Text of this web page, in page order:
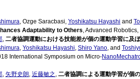
, Ozge Saracbasi, Yoshikatsu Hayashi and
Adaptability to Others, Advanced
, 二者協調運動における技能差が個の運動学習に及
, Yoshikatsu Hayashi, Shiro Yano, and
International Symposium on Micro-
, 矢野史朗, 近藤敏之 , 二者協調による運動学習が個